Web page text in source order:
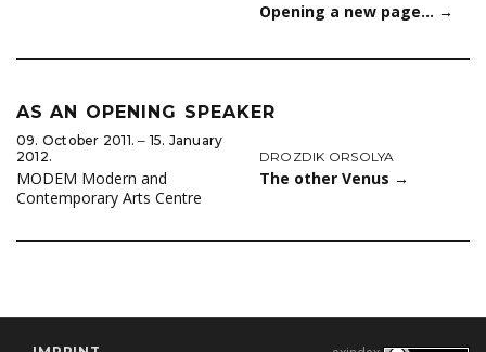
Opening a new page… →
AS AN OPENING SPEAKER
09. October 2011. ‒ 15. January
2012.
MODEM Modern and
Contemporary Arts Centre
DROZDIK ORSOLYA
The other Venus →